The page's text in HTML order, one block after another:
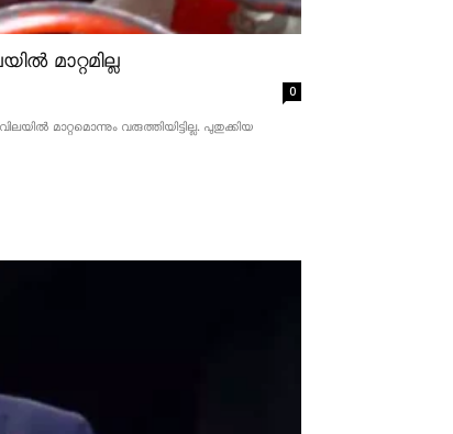
മാറ്റമില്ല
0
മാറ്റമൊന്നും വരുത്തിയിട്ടില്ല. പുതുക്കിയ